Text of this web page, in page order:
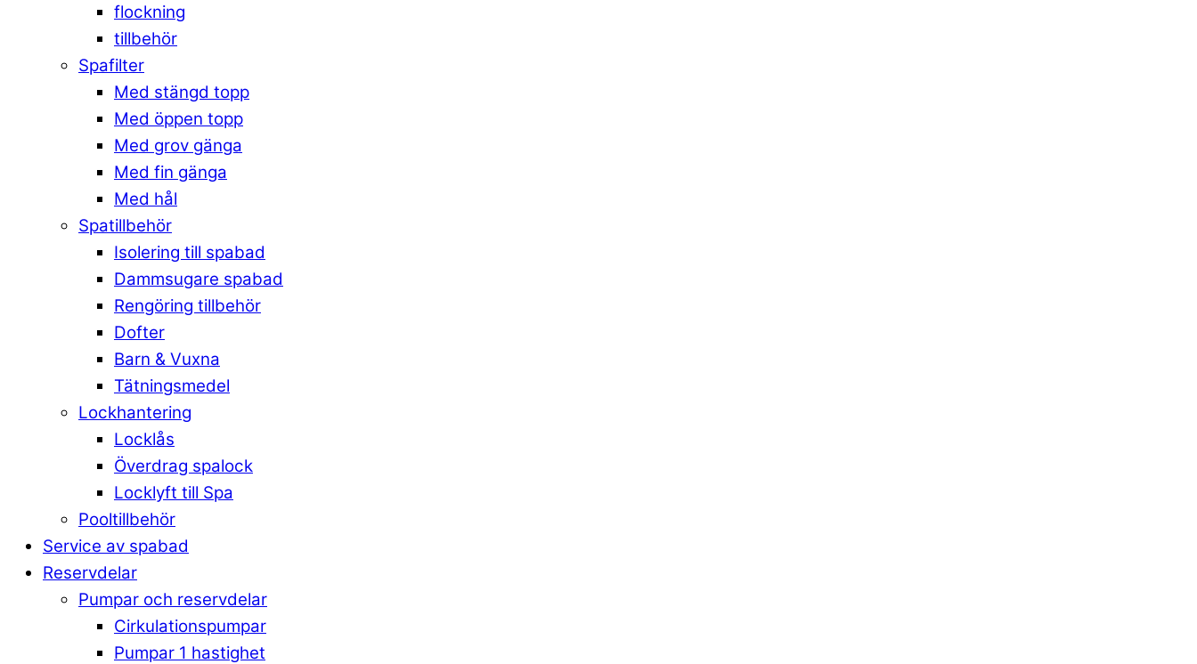
flockning
tillbehör
Spafilter
Med stängd topp
Med öppen topp
Med grov gänga
Med fin gänga
Med hål
Spatillbehör
Isolering till spabad
Dammsugare spabad
Rengöring tillbehör
Dofter
Barn & Vuxna
Tätningsmedel
Lockhantering
Locklås
Överdrag spalock
Locklyft till Spa
Pooltillbehör
Service av spabad
Reservdelar
Pumpar och reservdelar
Cirkulationspumpar
Pumpar 1 hastighet